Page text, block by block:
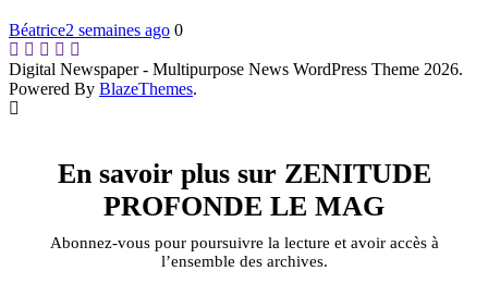
Béatrice2 semaines ago 0
Digital Newspaper - Multipurpose News WordPress Theme 2026.
Powered By BlazeThemes.
En savoir plus sur ZENITUDE
PROFONDE LE MAG
Abonnez-vous pour poursuivre la lecture et avoir accès à
l’ensemble des archives.